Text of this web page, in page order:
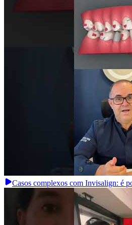
Casos complexos com Invisalign: é